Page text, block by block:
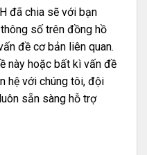
đã chia sẽ với bạn
số trên đồng hồ
đề cơ bản liên quan.
này hoặc bất kì vấn đề
hệ với chúng tôi, đội
sẵn sàng hỗ trợ